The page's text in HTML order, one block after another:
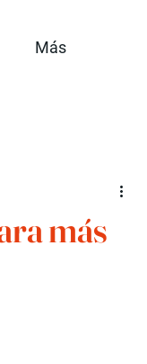
Más
más